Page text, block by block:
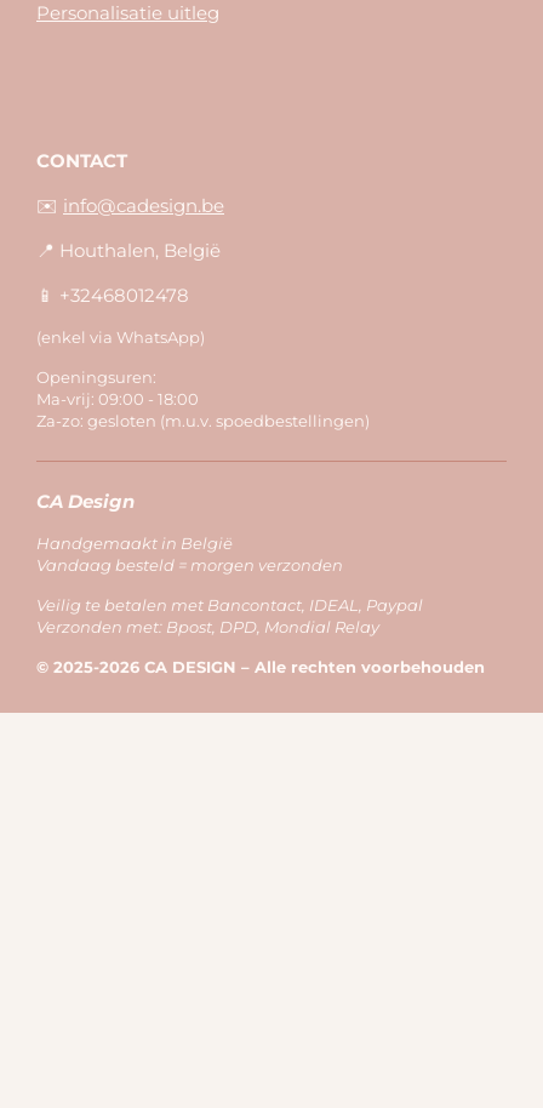
Personalisatie uitleg
CONTACT
✉️ info@cadesign.be
📍 Houthalen, België
📱 +32468012478
(enkel via WhatsApp)
Openingsuren:
Ma-vrij: 09:00 - 18:00
Za-zo: gesloten (m.u.v. spoedbestellingen)
CA Design
Handgemaakt in België
Vandaag besteld = morgen verzonden
Veilig te betalen met Bancontact, IDEAL, Paypal
Verzonden met: Bpost, DPD, Mondial Relay
© 2025-2026 CA DESIGN – Alle rechten voorbehouden